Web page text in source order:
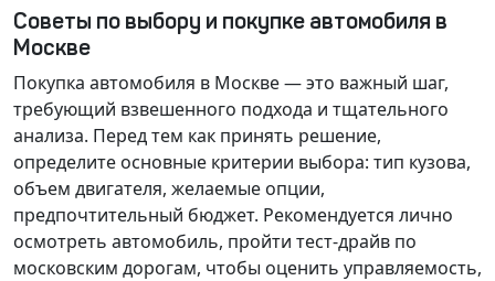
Советы по выбору и покупке автомобиля в
Москве
Покупка автомобиля в Москве — это важный шаг,
требующий взвешенного подхода и тщательного
анализа. Перед тем как принять решение,
определите основные критерии выбора: тип кузова,
объем двигателя, желаемые опции,
предпочтительный бюджет. Рекомендуется лично
осмотреть автомобиль, пройти тест-драйв по
московским дорогам, чтобы оценить управляемость,